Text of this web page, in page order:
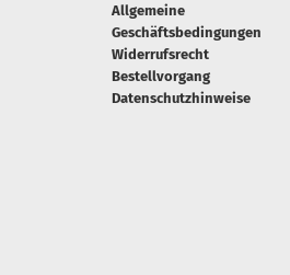
Allgemeine
Geschäftsbedingungen
Widerrufsrecht
Bestellvorgang
Datenschutzhinweise